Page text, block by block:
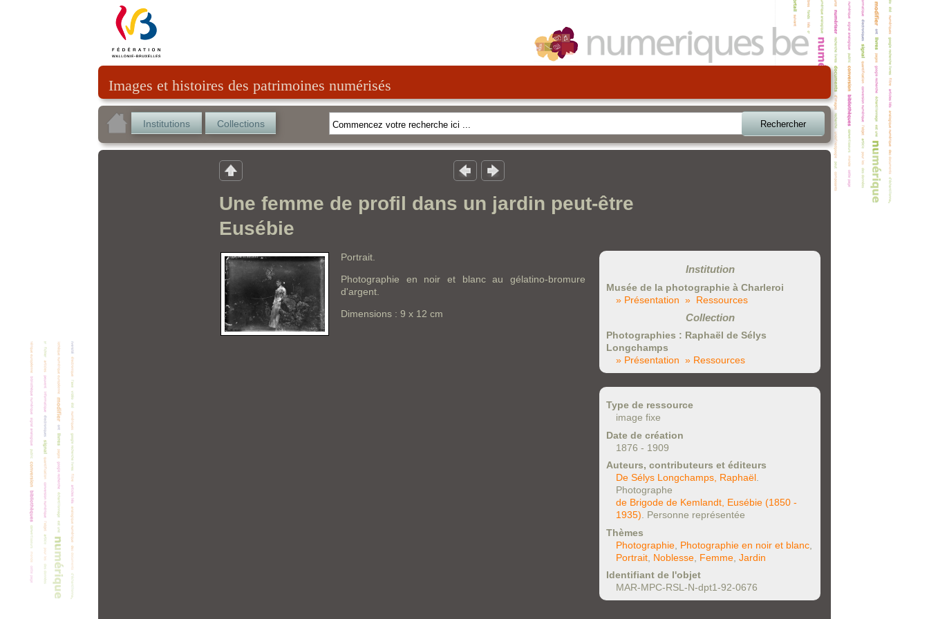
Images et histoires des patrimoines numérisés
Institutions Collections Rechercher
Une femme de profil dans un jardin peut-être
Eusébie
Portrait.
Photographie en noir et blanc au gélatino-bromure
d'argent.
Dimensions : 9 x 12 cm
Institution
Musée de la photographie à Charleroi
» Présentation » Ressources
Collection
Photographies : Raphaël de Sélys
Longchamps
» Présentation » Ressources
Type de ressource
image fixe
Date de création
1876 - 1909
Auteurs, contributeurs et éditeurs
De Sélys Longchamps, Raphaël.
Photographe
de Brigode de Kemlandt, Eusébie (1850 -
1935). Personne représentée
Thèmes
Photographie Photographie en noir et blanc
Portrait Noblesse Femme Jardin
Identifiant de l'objet
MAR-MPC-RSL-N-dpt1-92-0676